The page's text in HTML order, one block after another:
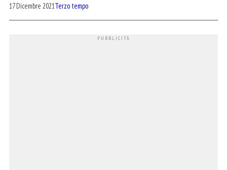
17 Dicembre 2021Terzo tempo